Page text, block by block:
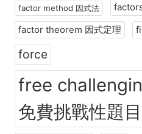
factor method 因式法
factor theorem 因式定理
force
free
免費挑戰性題目